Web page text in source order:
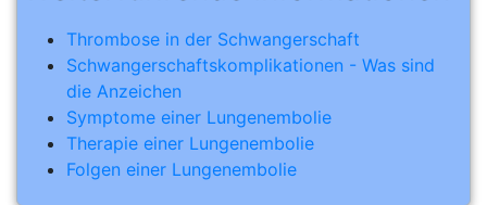
Thrombose in der Schwangerschaft
Schwangerschaftskomplikationen - Was sind
die Anzeichen
Symptome einer Lungenembolie
Therapie einer Lungenembolie
Folgen einer Lungenembolie